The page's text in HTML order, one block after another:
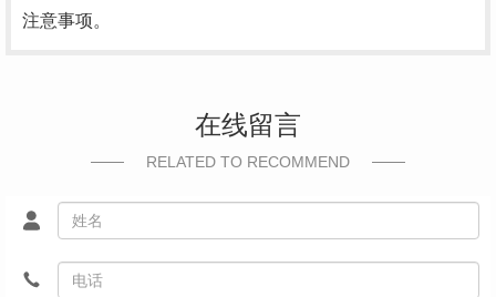
注意事项。
在线留言
RELATED TO RECOMMEND